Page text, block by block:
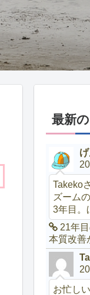
最新
Takeko
ズーム
3年目。
21年
本質改善
お忙し